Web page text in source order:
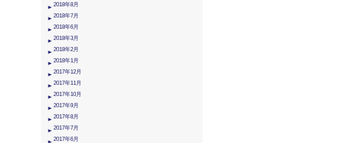
2018年8月
2018年7月
2018年6月
2018年3月
2018年2月
2018年1月
2017年12月
2017年11月
2017年10月
2017年9月
2017年8月
2017年7月
2017年6月